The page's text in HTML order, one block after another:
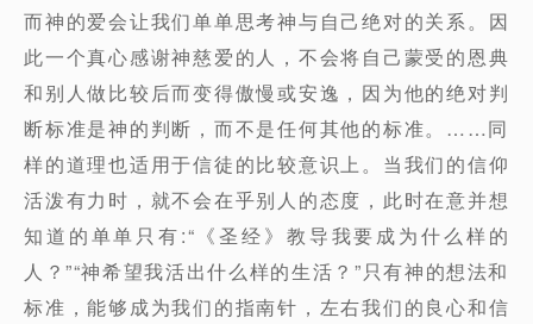
而神的爱会让我们单单思考神与自己绝对的关系。因
此一个真心感谢神慈爱的人，不会将自己蒙受的恩典
和别人做比较后而变得傲慢或安逸，因为他的绝对判
断标准是神的判断，而不是任何其他的标准。……同
样的道理也适用于信徒的比较意识上。当我们的信仰
活泼有力时，就不会在乎别人的态度，此时在意并想
知道的单单只有:“《圣经》教导我要成为什么样的
人？”“神希望我活出什么样的生活？”只有神的想法和
标准，能够成为我们的指南针，左右我们的良心和信